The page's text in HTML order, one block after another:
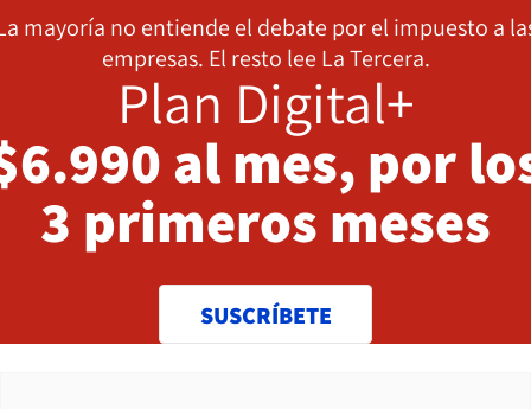
mayoría no entiende el debate por el impuesto a
empresas. El resto lee La Tercera.
Plan Digital+
al mes, por
3 primeros meses
SUSCRÍBETE